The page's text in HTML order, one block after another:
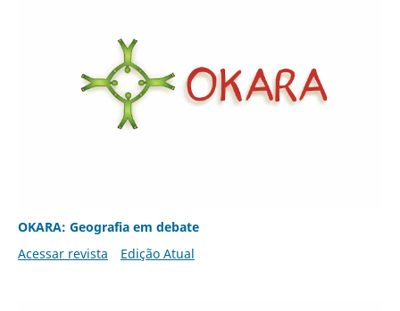
OKARA: Geografia em debate
Acessar revista
Edição Atual